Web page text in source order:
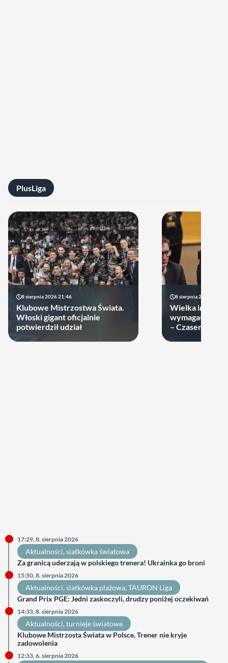
PlusLiga
8 sierpnia 2026 21:46
Klubowe Mistrzostwa Świata.
Włoski gigant oficjalnie
potwierdził udział
8 sierpnia 2026 19:22
Wielka impreza
wymagała
– Czasem
17:29, 8. sierpnia 2026
Aktualności, siatkówka światowa
Za granicą uderzają w polskiego trenera! Ukrainka go broni
15:50, 8. sierpnia 2026
Aktualności, siatkówka plażowa, TAURON Liga
Grand Prix PGE: Jedni zaskoczyli, drudzy poniżej oczekiwań
14:33, 8. sierpnia 2026
Aktualności, turnieje światowe
Klubowe Mistrzosta Świata w Polsce. Trener nie kryje
zadowolenia
12:33, 6. sierpnia 2026